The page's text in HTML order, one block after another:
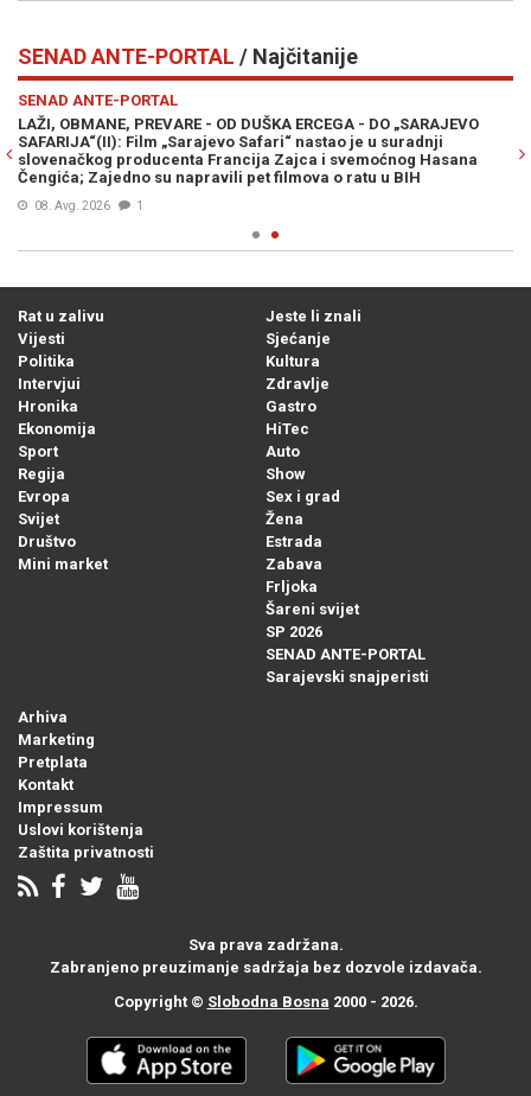
SENAD ANTE-PORTAL / Najčitanije
SENAD ANTE-PORTAL
LAŽI, OBMANE, PREVARE - OD DUŠKA ERCEGA - DO „SARAJEVO
SAFARIJA“(II): Film „Sarajevo Safari“ nastao je u suradnji
slovenačkog producenta Francija Zajca i svemoćnog Hasana
Čengića; Zajedno su napravili pet filmova o ratu u BIH
08. Avg. 2026 1
Rat u zalivu
Vijesti
Politika
Intervjui
Hronika
Ekonomija
Sport
Regija
Evropa
Svijet
Društvo
Mini market
Jeste li znali
Sjećanje
Kultura
Zdravlje
Gastro
HiTec
Auto
Show
Sex i grad
Žena
Estrada
Zabava
Frljoka
Šareni svijet
SP 2026
SENAD ANTE-PORTAL
Sarajevski snajperisti
Arhiva
Marketing
Pretplata
Kontakt
Impressum
Uslovi korištenja
Zaštita privatnosti
Sva prava zadržana.
Zabranjeno preuzimanje sadržaja bez dozvole izdavača.
Copyright © Slobodna Bosna 2000 - 2026.